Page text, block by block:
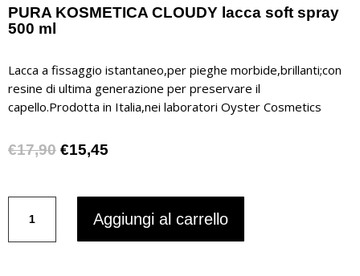
PURA KOSMETICA CLOUDY lacca soft spray
500 ml
Lacca a fissaggio istantaneo,per pieghe morbide,brillanti;con
resine di ultima generazione per preservare il
capello.Prodotta in Italia,nei laboratori Oyster Cosmetics
€17,90 Il
€17,90.
€15,45
€15,45.
KOSMETICA
CLOUDY
Aggiungi al carrello